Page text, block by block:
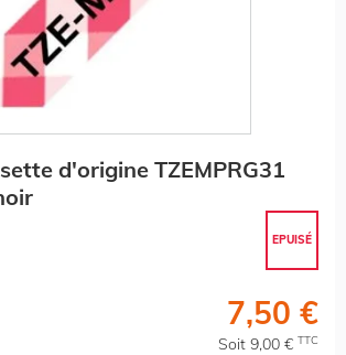
d'origine TZEMPRG31
EPUISÉ
7,50 €
Soit 9,00 € TTC